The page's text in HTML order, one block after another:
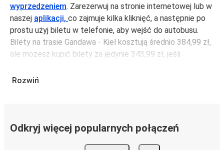
wyprzedzeniem. Zarezerwuj na stronie internetowej lub w
naszej aplikacji, co zajmuje kilka kliknięć, a następnie po
prostu użyj biletu w telefonie, aby wejść do autobusu.
Bilety na trasie Gandawa - Kiel kosztują średnio 384,99 zł,
ale możesz kupić bilety za jedynie 343,99 zł, jeśli
unikając weekendów i świąt. Aby podróżować szybko,
Rozwiń
Odkryj więcej popularnych połączeń